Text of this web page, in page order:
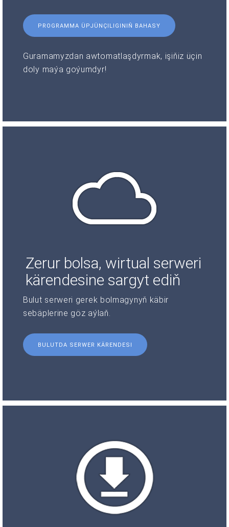
PROGRAMMA ÜPJÜNÇILIGINIŇ BAHASY
Guramamyzdan awtomatlaşdyrmak, işiňiz üçin
doly maýa goýumdyr!
Zerur bolsa, wirtual serweri
kärendesine sargyt ediň
Bulut serweri gerek bolmagynyň käbir
sebäplerine göz aýlaň.
BULUTDA SERWER KÄRENDESI